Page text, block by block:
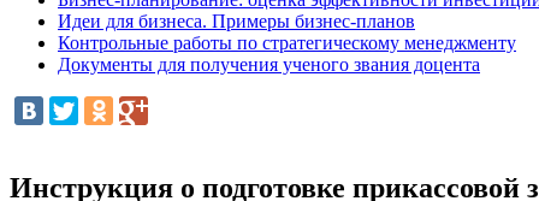
Идеи для бизнеса. Примеры бизнес-планов
Контрольные работы по стратегическому менеджменту
Документы для получения ученого звания доцента
Инструкция о подготовке прикассовой